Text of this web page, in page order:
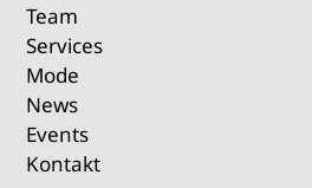
Team
Services
Mode
News
Events
Kontakt